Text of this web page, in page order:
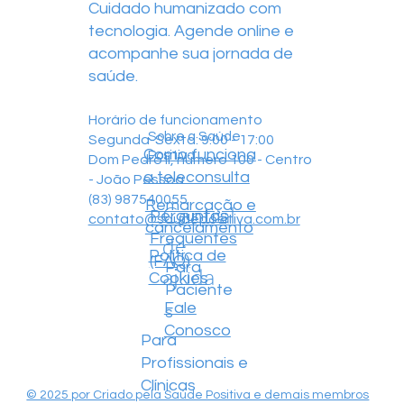
Cuidado humanizado com
tecnologia. Agende online e
acompanhe sua jornada de
saúde.
Horário de funcionamento
Segunda-Sexta: 9:00 - 17:00
Dom Pedro II, número 100 - Centro
- João Pessoa
(83) 987540055
contato@saudepositiva.com.br
© 2025 por Criado pela Saúde Positiva e demais membros
Sobre a Saúde
Positiva
Central
de
ajuda
Para
Paciente
s
Para
Profissionais e
Clínicas
Perguntas
Frequentes
(FAQ)
Como funciona
a teleconsulta
Remarcação e
cancelamento
Política de
Cookies
Fale
Conosco